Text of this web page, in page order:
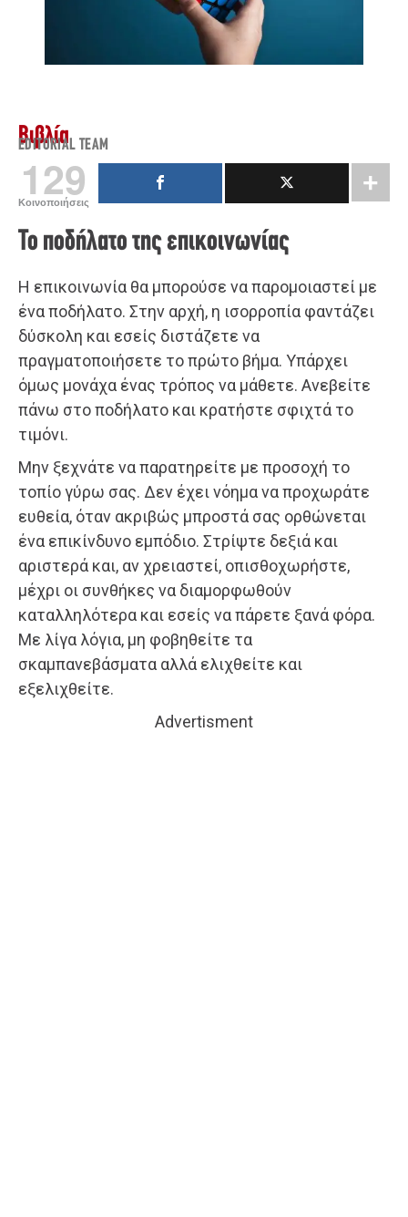
Βιβλία
EDITORIAL TEAM
129
Κοινοποιήσεις
Το ποδήλατο της επικοινωνίας
Η επικοινωνία θα μπορούσε να παρομοιαστεί με
ένα ποδήλατο. Στην αρχή, η ισορροπία φαντάζει
δύσκολη και εσείς διστάζετε να
πραγματοποιήσετε το πρώτο βήμα. Υπάρχει
όμως μονάχα ένας τρόπος να μάθετε. Ανεβείτε
πάνω στο ποδήλατο και κρατήστε σφιχτά το
τιμόνι.
Μην ξεχνάτε να παρατηρείτε με προσοχή το
τοπίο γύρω σας. Δεν έχει νόημα να προχωράτε
ευθεία, όταν ακριβώς μπροστά σας ορθώνεται
ένα επικίνδυνο εμπόδιο. Στρίψτε δεξιά και
αριστερά και, αν χρειαστεί, οπισθοχωρήστε,
μέχρι οι συνθήκες να διαμορφωθούν
καταλληλότερα και εσείς να πάρετε ξανά φόρα.
Με λίγα λόγια, μη φοβηθείτε τα
σκαμπανεβάσματα αλλά ελιχθείτε και
εξελιχθείτε.
Advertisment